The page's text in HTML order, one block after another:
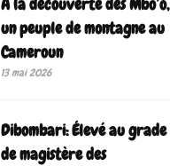
un peuple de montagne au
Cameroun
13 mai 2026
Dibombari: Élevé au grade
de magistère des